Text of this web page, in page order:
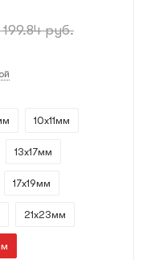
руб.
10x11мм
13x17мм
17x19мм
21x23мм